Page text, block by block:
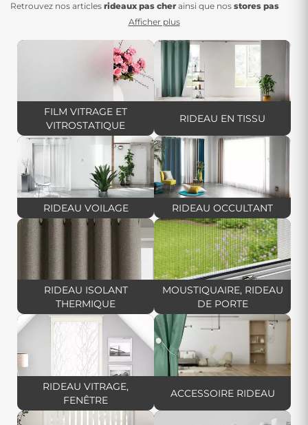
Retrouvez nos articles rideaux pas cher ainsi que nos stores pas
chez Décor Discount. Ces produits sont des accessoires décos
ainsi de créer l'ambiance de la pièce en fonction de leurs matières :
pour une lumière douce et tamisante, les rideaux
occultant pour occulter la lumière, les rideaux thermique pour se
protéger du chaud ou du froid.
Explorez notre vaste assortiment de rideaux
d'installation chez Décor Discount. Découvrez une variété d'options
pour personnaliser vos fenêtres, décorer un mur ou même séparer
une pièce selon vos envies et besoins. Notre large sélection vous
permet de trouver des solutions esthétiques et fonctionnelles pour
chaque espace de votre maison.
Découvrez le rideau pas cher par excellence, ainsi qu'une large
gamme de tringles à rideaux. Que vous recherchiez unrideau court
rideau grande largeur , un rideau bohème, unrideau vert d'eau
ou unrideau gris clair, vous trouverez le modèle idéal pour votre
intérieur ici !
Chez Décor Discount, nous mettons l'accent sur la diversité de nos
rideaux et stores, offrant des choix adaptés à tous les goûts et toutes
les exigences. Nos accessoires d'installation garantissent une pose
facile et sécurisée, simplifiant ainsi le processus d'embellissement de
vos espaces.
Nos produits apportent unetouche personnalisée à votre maison.
N'attendez plus pour donner vie à vos idées de décoration. Faites
votre choix parmi notre large sélection chez Décor Discount et
embellissez votre maison avec style grâce à nos rideaux et stores !
Afficher plus
FILM VITRAGE ET
VITROSTATIQUE
RIDEAU EN TISSU
RIDEAU VOILAGE RIDEAU OCCULTANT
RIDEAU ISOLANT
THERMIQUE
MOUSTIQUAIRE, RIDEAU
DE PORTE
RIDEAU VITRAGE,
FENÊTRE
ACCESSOIRE RIDEAU